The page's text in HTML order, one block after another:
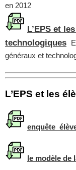
en 2012
L’EPS et
technologiques
généraux et
L’EPS et les
enquête
le modèle de